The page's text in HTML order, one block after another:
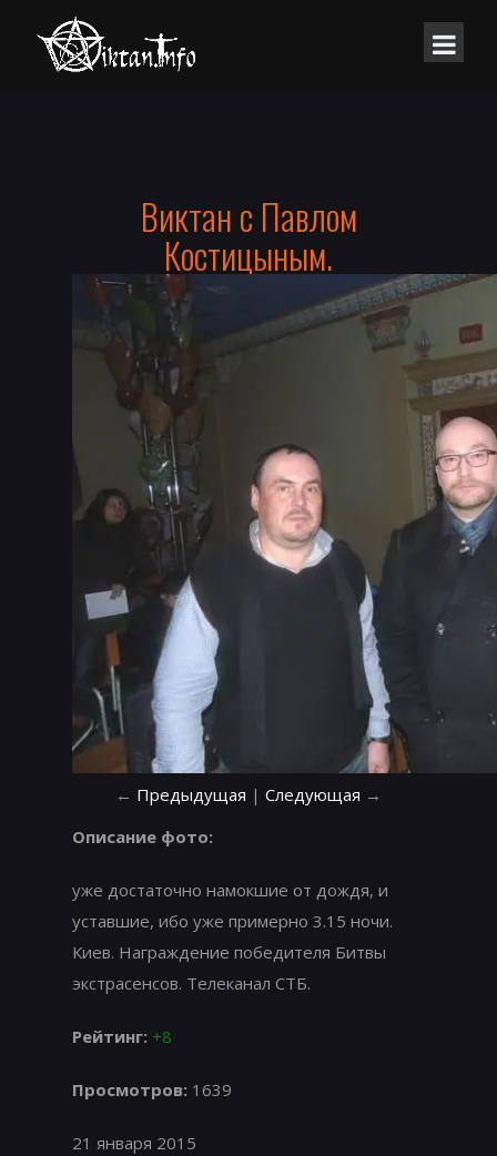
Виктан с Павлом
Костицыным.
← Предыдущая | Следующая →
Описание фото:
уже достаточно намокшие от дождя, и
уставшие, ибо уже примерно 3.15 ночи.
Киев. Награждение победителя Битвы
экстрасенсов. Телеканал СТБ.
Рейтинг: +8
Просмотров: 1639
21 января 2015